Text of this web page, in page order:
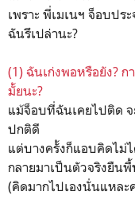
เพราะ พี่เมเนฯ จ็อบปร
ฉันรึเปล่านะ?
(1) ฉันเก่งพอหรือยัง?
มั้ยนะ?
แม้จ็อบที่ฉันเคยไปติด จ
ปกติดี
แต่บางครั้งก็แอบคิดไม่ไ
กลายมาเป็นตัวจริงยืน
(คิดมากไปเองนั่นแหละ